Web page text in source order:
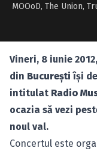
MOOoD, The Union,
Vineri, 8 iunie
din Bucureşti îşi
intitulat Radio
ocazia să vezi
noul val.
Concertul este